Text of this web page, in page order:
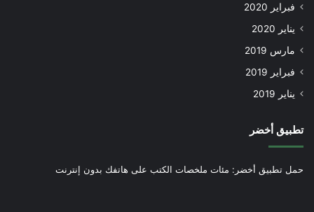
فبراير 2020
يناير 2020
مارس 2019
فبراير 2019
يناير 2019
تطبيق أخضر
حمل تطبيق أخضر: مئات ملخصات الكتب على هاتفك بدون إنترنت